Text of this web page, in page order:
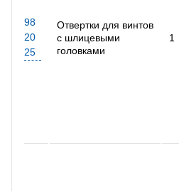
98
20
25
Отвертки для винтов
с шлицевыми
головками
1